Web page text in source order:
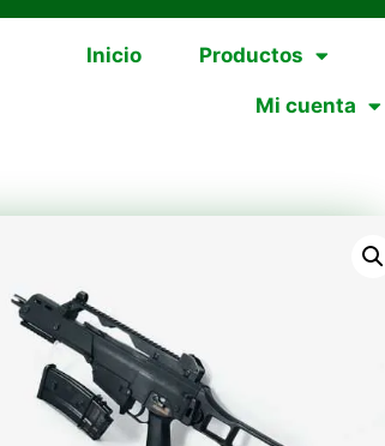
Inicio Productos
Mi cuenta